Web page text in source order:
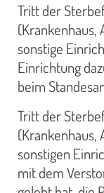
Tritt der
sonstige
Einrichtung
beim
Tritt der
sonstigen
mit dem